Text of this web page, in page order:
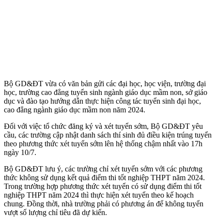
Bộ GD&ĐT vừa có văn bản gửi các đại học, học viện, trường đại
học, trường cao đẳng tuyển sinh ngành giáo dục mầm non, sở giáo
dục và đào tạo hướng dẫn thực hiện công tác tuyển sinh đại học,
cao đẳng ngành giáo dục mầm non năm 2024.
Đối với việc tổ chức đăng ký và xét tuyển sớm, Bộ GD&ĐT yêu
cầu, các trường cập nhật danh sách thí sinh đủ điều kiện trúng tuyển
theo phương thức xét tuyển sớm lên hệ thống chậm nhất vào 17h
ngày 10/7.
Bộ GD&ĐT lưu ý, các trường chỉ xét tuyển sớm với các phương
thức không sử dụng kết quả điểm thi tốt nghiệp THPT năm 2024.
Trong trường hợp phương thức xét tuyển có sử dụng điểm thi tốt
nghiệp THPT năm 2024 thì thực hiện xét tuyển theo kế hoạch
chung. Đồng thời, nhà trường phải có phương án để không tuyển
vượt số lượng chỉ tiêu đã dự kiến.